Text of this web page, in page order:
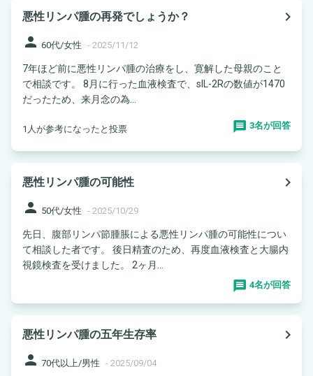
悪性リンパ腫の再発でしょうか？
navigate_next
person 60代/女性 - 2025/11/12
7年ほど前に悪性リンパ腫の治療をし、寛解した母親のこと
で相談です。 8月に行った血液検査で、sIL-2Rの数値が1470
だったため、来月念の為...
1人が参考になったと投票 3名が回答
悪性リンパ腫の可能性
navigate_next
person 50代/女性 - 2025/10/29
先日、腹部リンパ節腫脹による悪性リンパ腫の可能性につい
て相談した者です。 後日精査のため、再度血液検査と大腸内
視鏡検査を受けました。 2ヶ月...
4名が回答
悪性リンパ腫の五年生存率
navigate_next
person 70代以上/男性 - 2025/09/04